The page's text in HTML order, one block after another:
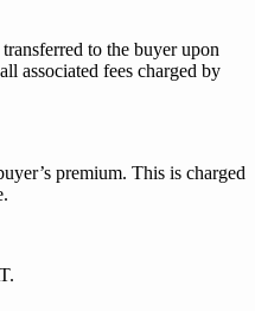
to the buyer upon
associated fees charged by
premium. This is charged